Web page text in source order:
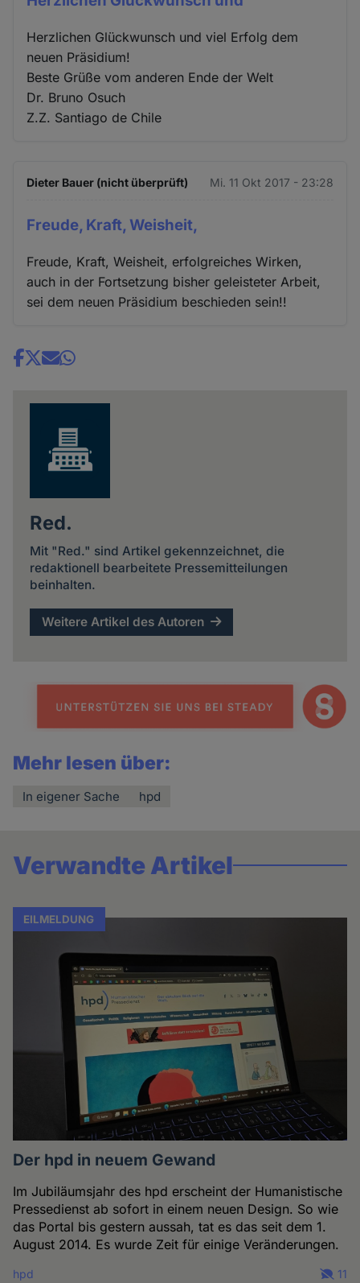
Herzlichen Glückwunsch und viel Erfolg dem
neuen Präsidium!
Beste Grüße vom anderen Ende der Welt
Dr. Bruno Osuch
Z.Z. Santiago de Chile
Dieter Bauer (nicht überprüft) Mi. 11 Okt 2017 - 23:28
Freude, Kraft, Weisheit,
Freude, Kraft, Weisheit, erfolgreiches Wirken,
auch in der Fortsetzung bisher geleisteter Arbeit,
sei dem neuen Präsidium beschieden sein!!
Share
Red.
Mit "Red." sind Artikel gekennzeichnet, die
redaktionell bearbeitete Pressemitteilungen
beinhalten.
Weitere Artikel des Autoren
Mehr lesen über:
In eigener Sache hpd
Verwandte Artikel
EILMELDUNG
Der hpd in neuem Gewand
Im Jubiläumsjahr des hpd erscheint der Humanistische
Pressedienst ab sofort in einem neuen Design. So wie
das Portal bis gestern aussah, tat es das seit dem 1.
August 2014. Es wurde Zeit für einige Veränderungen.
hpd
11